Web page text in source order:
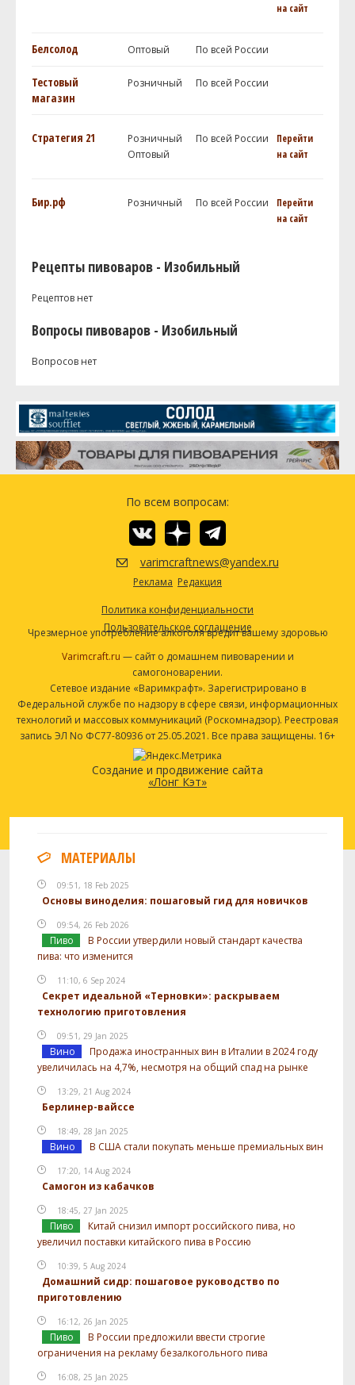
на сайт
Белсолод Оптовый По всей России
Тестовый
магазин
Розничный По всей России
Стратегия 21
Розничный
Оптовый
По всей России
Перейти
на сайт
Бир.рф Розничный По всей России
Перейти
на сайт
Рецепты пивоваров - Изобильный
Рецептов нет
Вопросы пивоваров - Изобильный
Вопросов нет
По всем вопросам:
varimcraftnews@yandex.ru
Реклама Редакция
Политика конфиденциальности
Пользовательское соглашение
Чрезмерное употребление алкоголя вредит вашему здоровью
Varimcraft.ru — сайт о домашнем пивоварении и
самогоноварении.
Сетевое издание «Варимкрафт». Зарегистрировано в
Федеральной службе по надзору в сфере связи, информационных
технологий и массовых коммуникаций (Роскомнадзор). Реестровая
запись ЭЛ No ФС77-80936 от 25.05.2021. Все права защищены. 16+
Создание и продвижение сайта
«Лонг Кэт»
МАТЕРИАЛЫ
09:51, 18 Feb 2025
Основы виноделия: пошаговый гид для новичков
09:54, 26 Feb 2026
Пиво
В России утвердили новый стандарт качества
пива: что изменится
11:10, 6 Sep 2024
Секрет идеальной «Терновки»: раскрываем
технологию приготовления
09:51, 29 Jan 2025
Вино
Продажа иностранных вин в Италии в 2024 году
увеличилась на 4,7%, несмотря на общий спад на рынке
13:29, 21 Aug 2024
Берлинер-вайссе
18:49, 28 Jan 2025
Вино В США стали покупать меньше премиальных вин
17:20, 14 Aug 2024
Самогон из кабачков
18:45, 27 Jan 2025
Пиво
Китай снизил импорт российского пива, но
увеличил поставки китайского пива в Россию
10:39, 5 Aug 2024
Домашний сидр: пошаговое руководство по
приготовлению
16:12, 26 Jan 2025
Пиво
В России предложили ввести строгие
ограничения на рекламу безалкогольного пива
16:08, 25 Jan 2025